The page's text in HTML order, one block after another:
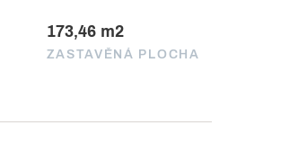
173,46 m2
ZASTAVĚNÁ PLOCHA